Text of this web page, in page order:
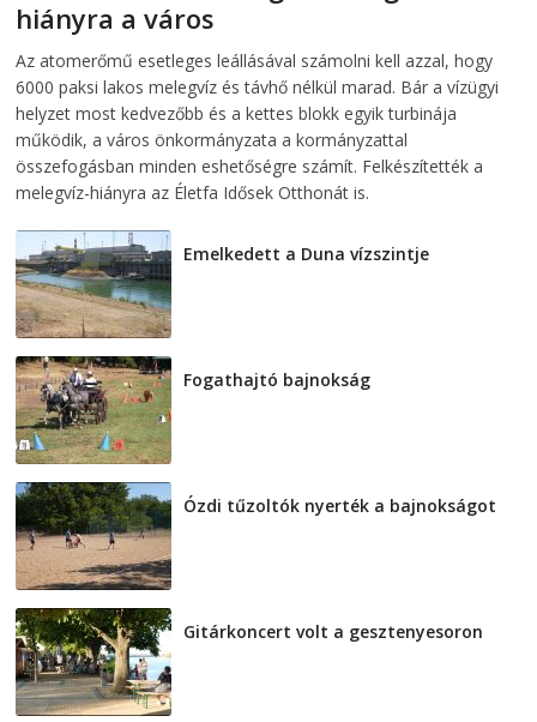
hiányra a város
Az atomerőmű esetleges leállásával számolni kell azzal, hogy
6000 paksi lakos melegvíz és távhő nélkül marad. Bár a vízügyi
helyzet most kedvezőbb és a kettes blokk egyik turbinája
működik, a város önkormányzata a kormányzattal
összefogásban minden eshetőségre számít. Felkészítették a
melegvíz-hiányra az Életfa Idősek Otthonát is.
Emelkedett a Duna vízszintje
Fogathajtó bajnokság
Ózdi tűzoltók nyerték a bajnokságot
Gitárkoncert volt a gesztenyesoron